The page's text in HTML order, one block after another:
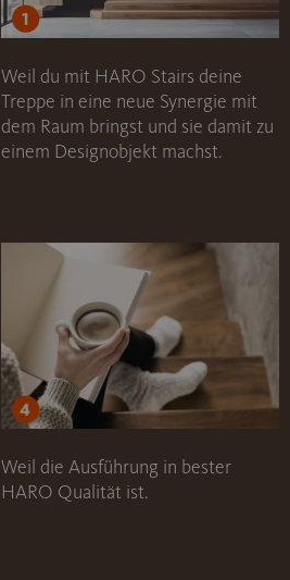
Weil du mit HARO Stairs deine
Treppe in eine neue Synergie mit
dem Raum bringst und sie damit zu
einem Designobjekt machst.
Weil die Ausführung in bester
HARO Qualität ist.